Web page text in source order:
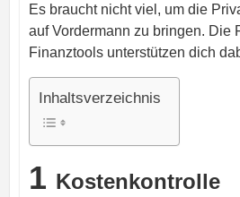
Es braucht nicht viel, um die
auf Vordermann zu bringen. Die
Finanztools unterstützen dich
Inhaltsverzeichnis
1 Kostenkontrolle